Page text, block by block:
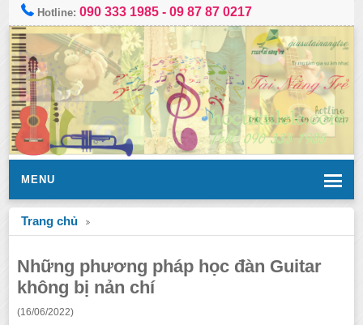
Hotline:090 333 1985 -09 87 87 0217
MENU
Trang chủ
Những phương pháp học đàn Guitar
không bị nản chí
(16/06/2022)